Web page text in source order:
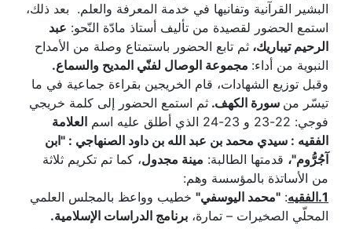
البشير القرآنية وتفانيها في خدمة المعرفة والعلم. بعد ذلك،
استمع الحضور لقصيدة من تأليف أستاذ مادّة النّحو: عبد
الرحيم تيباريك، ثم تابع الحضور باستمتاع وصلة من الأمداح
النبوية من أداء: مجموعة الوصال لفنّي المديح والسماع.
وقبل توزيع الشهادات، قام الخريجين بقراءة جماعية في ما
تيسّر من سورة الكهف. ثم استمع الحضور إلى كلمة خريجي
فوجي: 22-23 و 23-24 الذي أطلق عليه اسم
العلامة
الفقيه : سيدي محمد بن عبد الله بن داود الصنهاجي : "ابن
آجُرُّوم"، قدمتها الطالبة: مينة مجدول، كما تم تكريم ثلاثة
من الأساتذة بالمؤسسة وهم:
1.الفقيه
: "محمد اليوسفي" خطيب وواعظ بالمجلس العلمي
المحلّي الصخيرات – تمارة، برنامج الدراسات الإسلامية.